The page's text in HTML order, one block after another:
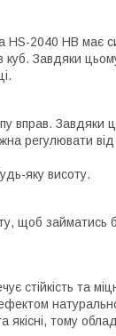
HS-2040 HB має
куб. Завдяки
вправ. Завдяки
регулювати
яку висоту.
щоб займатись
стійкість та
якісні, тому